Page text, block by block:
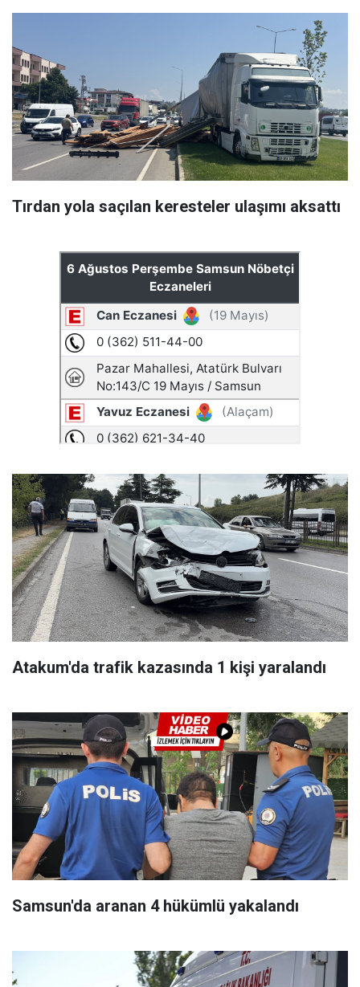
Tırdan yola saçılan keresteler ulaşımı aksattı
Atakum'da trafik kazasında 1 kişi yaralandı
Samsun'da aranan 4 hükümlü yakalandı